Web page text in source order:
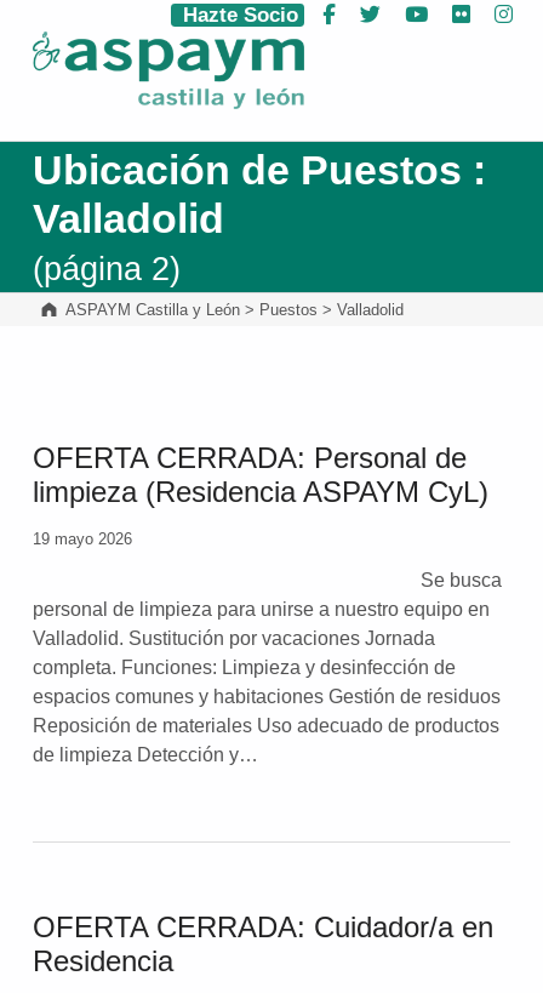
ASPAYM Castilla y León
Hazte Socio Facebook
Twitter YouTube
Flickr
Ubicación de Puestos :
Valladolid
(página 2)
ASPAYM Castilla y León> Puestos > Valladolid
OFERTA CERRADA: Personal de
limpieza (Residencia ASPAYM CyL)
19 mayo 2026
Se busca
personal de limpieza para unirse a nuestro equipo en
Valladolid. Sustitución por vacaciones Jornada
completa. Funciones: Limpieza y desinfección de
espacios comunes y habitaciones Gestión de residuos
Reposición de materiales Uso adecuado de productos
de limpieza Detección y…
OFERTA CERRADA: Cuidador/a en
Residencia